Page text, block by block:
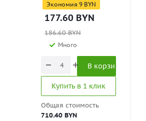
Экономия 9 BYN
177.60 BYN
186.60BYN
Много
В корзину
Купить в 1 клик
Общая стоимость
710.40 BYN